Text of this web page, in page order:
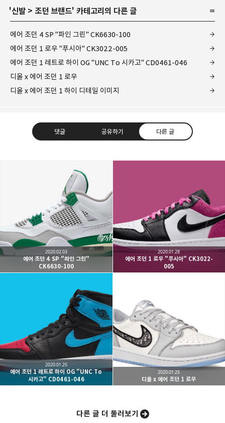
'신발 > 조던 브랜드' 카테고리의 다른 글
에어 조던 4 SP "파인 그린" CK6630-100
에어 조던 1 로우 "푸시아" CK3022-005
에어 조던 1 레트로 하이 OG "UNC To 시카고" CD0461-046
디올 x 에어 조던 1 로우
디올 x 에어 조던 1 하이 디테일 이미지
댓글 공유하기 다른 글
kjgsb 님의 블로그입니다.
구독하기
구독하기 카카오톡 라인 트위터
에어 조던 4 SP "파인 그린"
CK6630-100
2020.02.03
에어 조던 1 로우 "푸시아" CK3022-
005
2020.01.28
에어 조던 1 레트로 하이 OG "UNC To
시카고" CD0461-046
2020.01.25
디올 x 에어 조던 1 로우
2020.01.25
다른 글 더 둘러보기